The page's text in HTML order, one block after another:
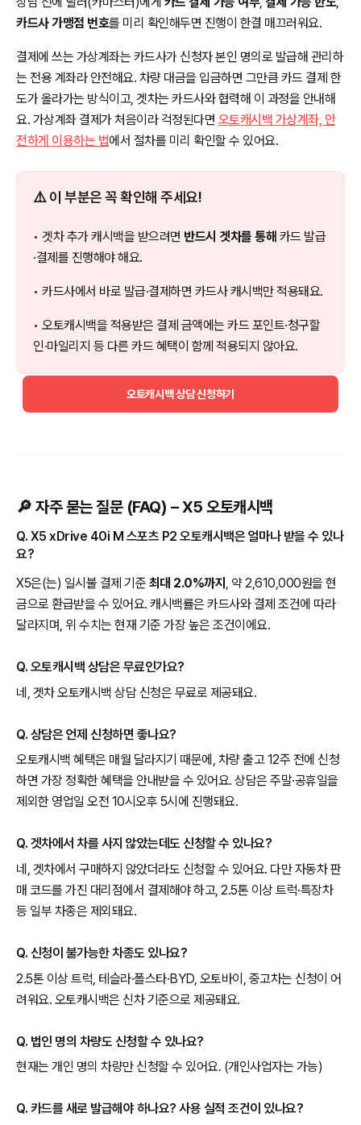
카드사 가맹점 번호를 미리 확인해두면 진행이 한결 매끄러워요.
결제에 쓰는 가상계좌는 카드사가 신청자 본인 명의로 발급해 관리하
는 전용 계좌라 안전해요. 차량 대금을 입금하면 그만큼 카드 결제 한
도가 올라가는 방식이고, 겟차는 카드사와 협력해 이 과정을 안내해
요. 가상계좌 결제가 처음이라 걱정된다면 오토캐시백 가상계좌, 안
전하게 이용하는 법에서 절차를 미리 확인할 수 있어요.
⚠️ 이 부분은 꼭 확인해 주세요!
• 겟차 추가 캐시백을 받으려면 반드시 겟차를 통해 카드 발급
·결제를 진행해야 해요.
• 카드사에서 바로 발급·결제하면 카드사 캐시백만 적용돼요.
• 오토캐시백을 적용받은 결제 금액에는 카드 포인트·청구할
인·마일리지 등 다른 카드 혜택이 함께 적용되지 않아요.
오토캐시백 상담 신청하기
🔎 자주 묻는 질문 (FAQ) – X5 오토캐시백
Q. X5 xDrive 40i M 스포츠 P2 오토캐시백은 얼마나 받을 수 있나
요?
X5은(는) 일시불 결제 기준 최대 2.0%까지 , 약 2,610,000원을 현
금으로 환급받을 수 있어요. 캐시백률은 카드사와 결제 조건에 따라
달라지며, 위 수치는 현재 기준 가장 높은 조건이에요.
Q. 오토캐시백 상담은 무료인가요?
네, 겟차 오토캐시백 상담 신청은 무료로 제공돼요.
Q. 상담은 언제 신청하면 좋나요?
오토캐시백 혜택은 매월 달라지기 때문에, 차량 출고 12주 전에 신청
하면 가장 정확한 혜택을 안내받을 수 있어요. 상담은 주말·공휴일을
제외한 영업일 오전 10시오후 5시에 진행돼요.
Q. 겟차에서 차를 사지 않았는데도 신청할 수 있나요?
네, 겟차에서 구매하지 않았더라도 신청할 수 있어요. 다만 자동차 판
매 코드를 가진 대리점에서 결제해야 하고, 2.5톤 이상 트럭·특장차
등 일부 차종은 제외돼요.
Q. 신청이 불가능한 차종도 있나요?
2.5톤 이상 트럭, 테슬라·폴스타·BYD, 오토바이, 중고차는 신청이 어
려워요. 오토캐시백은 신차 기준으로 제공돼요.
Q. 법인 명의 차량도 신청할 수 있나요?
현재는 개인 명의 차량만 신청할 수 있어요. (개인사업자는 가능)
Q. 카드를 새로 발급해야 하나요? 사용 실적 조건이 있나요?